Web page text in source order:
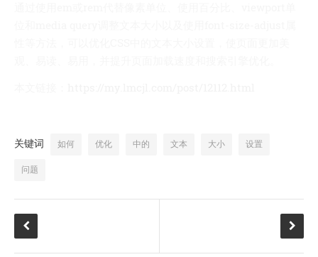
关键词 如何 优化 中的 文本 大小 设置
问题